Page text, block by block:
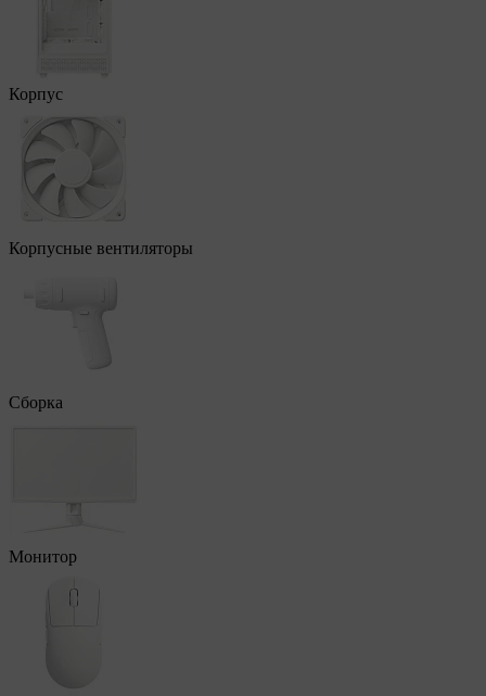
Корпус
Корпусные вентиляторы
Сборка
Монитор